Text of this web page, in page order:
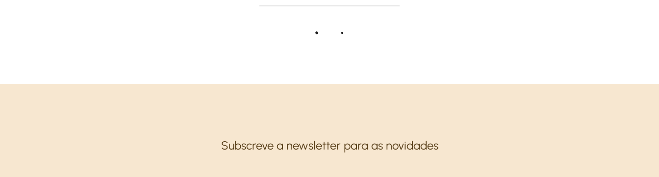
Carregar mais
Subscreve a newsletter para as novidades